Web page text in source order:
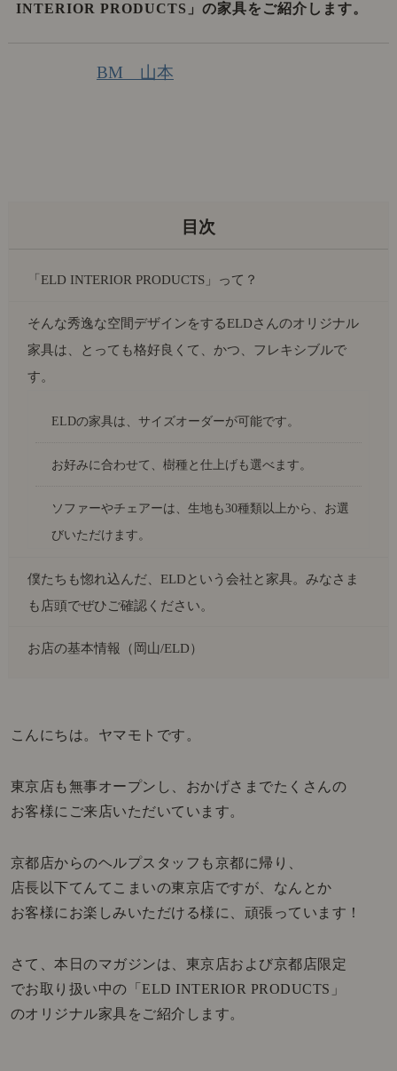
INTERIOR PRODUCTS」の家具をご紹介します。
BM 山本
こんにちは。ヤマモトです。
東京店も無事オープンし、おかげさまでたくさんの
お客様にご来店いただいています。
京都店からのヘルプスタッフも京都に帰り、
店長以下てんてこまいの東京店ですが、なんとか
お客様にお楽しみいただける様に、頑張っています！
さて、本日のマガジンは、東京店および京都店限定
でお取り扱い中の「ELD INTERIOR PRODUCTS」
のオリジナル家具をご紹介します。
「ELD INTERIOR PRODUCTS」って？
そんな秀逸な空間デザインをするELDさんのオリジナル
家具は、とっても格好良くて、かつ、フレキシブルで
す。
ELDの家具は、サイズオーダーが可能です。
お好みに合わせて、樹種と仕上げも選べます。
ソファーやチェアーは、生地も30種類以上から、お選
びいただけます。
僕たちも惚れ込んだ、ELDという会社と家具。みなさま
も店頭でぜひご確認ください。
お店の基本情報（岡山/ELD）